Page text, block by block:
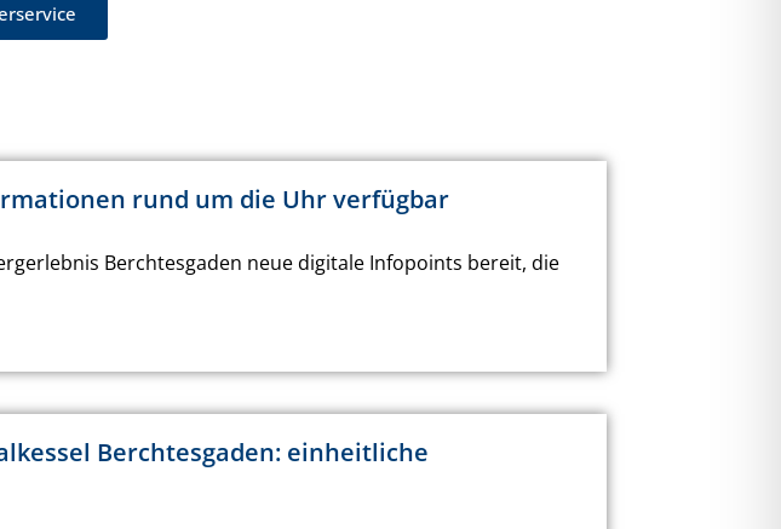
rund um die Uhr verfügbar
Berchtesgaden neue digitale Infopoints bereit, die
Berchtesgaden: einheitliche